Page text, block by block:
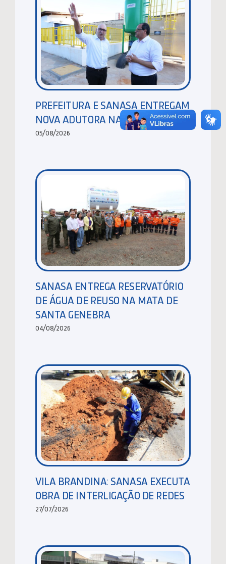
PREFEITURA E SANASA ENTREGAM
NOVA ADUTORA NA PONTE PRETA
05/08/2026
SANASA ENTREGA RESERVATÓRIO
DE ÁGUA DE REUSO NA MATA DE
SANTA GENEBRA
04/08/2026
VILA BRANDINA: SANASA EXECUTA
OBRA DE INTERLIGAÇÃO DE REDES
27/07/2026